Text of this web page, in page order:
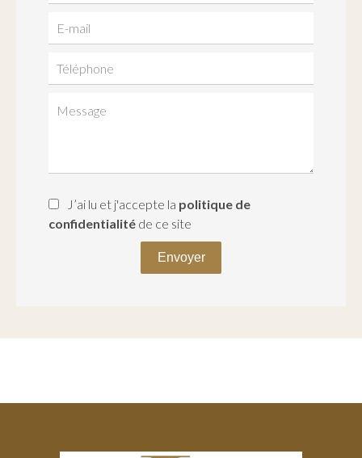
J’ai lu et j'accepte la politique de
confidentialité de ce site
Envoyer